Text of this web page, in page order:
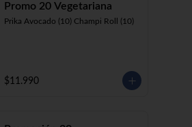
Promo 20 Vegetariana
Prika Avocado (10) Champi Roll (10)
$11.990